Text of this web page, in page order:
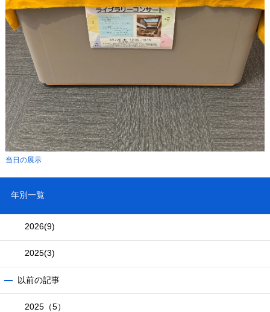
当日の展示
年別一覧
2026(9)
2025(3)
以前の記事
2025（5）